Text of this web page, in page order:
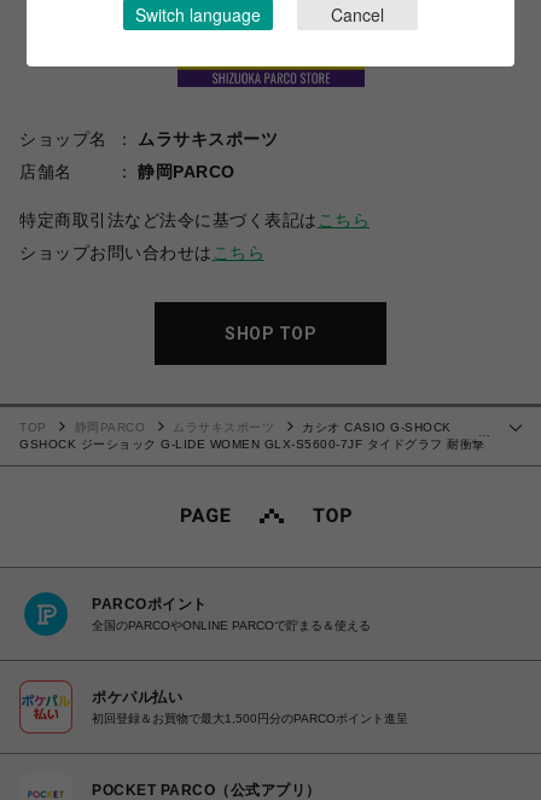
ショップ名
ムラサキスポーツ
店舗名
静岡PARCO
特定商取引法など法令に基づく表記は こちら
ショップお問い合わせは こちら
SHOP TOP
TOP 静岡PARCO ムラサキスポーツ
カシオ CASIO G-SHOCK
GSHOCK ジーショック G-LIDE WOMEN GLX-S5600-7JF タイドグラフ 耐衝撃
PARCOポイント
全国のPARCOやONLINE PARCOで貯まる＆使える
ポケパル払い
初回登録＆お買物で最大1,500円分のPARCOポイント進呈
POCKET PARCO（公式アプリ）
Switch language Cancel